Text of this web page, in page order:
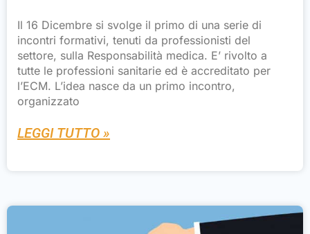
Il 16 Dicembre si svolge il primo di una serie di
incontri formativi, tenuti da professionisti del
settore, sulla Responsabilità medica. E’ rivolto a
tutte le professioni sanitarie ed è accreditato per
l’ECM. L’idea nasce da un primo incontro,
organizzato
LEGGI TUTTO »